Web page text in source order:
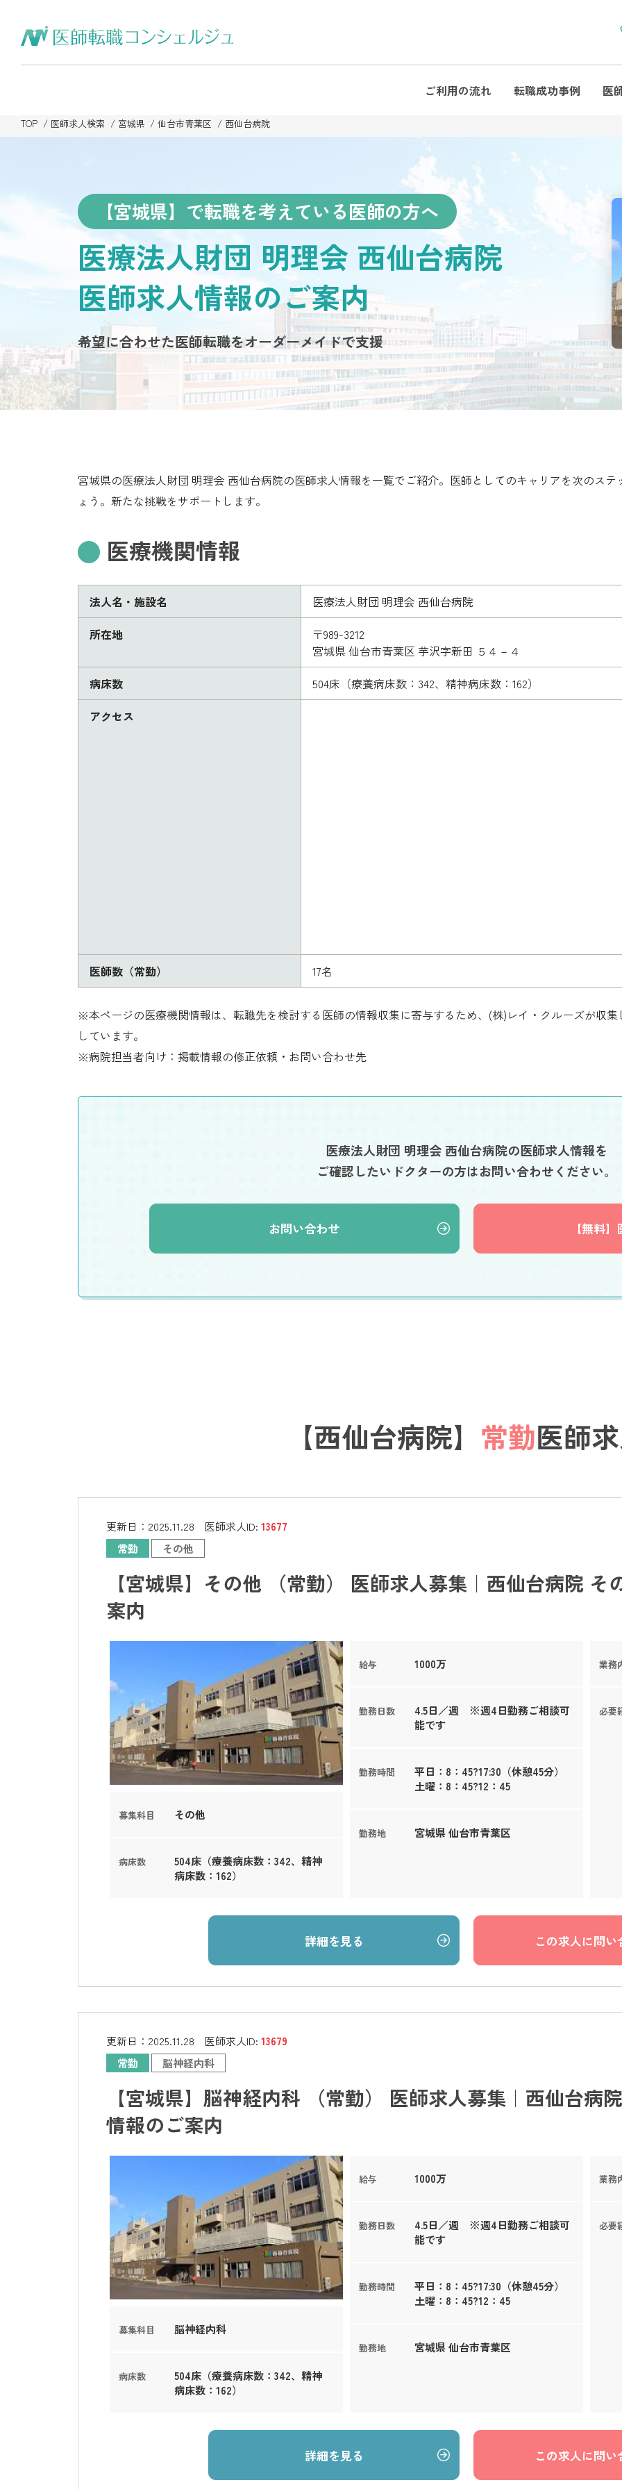
ご利用の流れ 転職成功事例 医
TOP 医師求人検索 宮城県 仙台市青葉区 西仙台病院
【宮城県】で転職を考えている医師の方へ
医療法人財団 明理会 西仙台病院
医師求人情報のご案内
希望に合わせた医師転職をオーダーメイドで支援
宮城県の医療法人財団 明理会 西仙台病院の医師求人情報を一覧でご紹介。医師としてのキャリアを次のス
ょう。新たな挑戦をサポートします。
医療機関情報
法人名・施設名
医療法人財団 明理会 西仙台病院
所在地
〒989-3212
宮城県 仙台市青葉区 芋沢字新田 ５４－４
病床数
504床（療養病床数：342、精神病床数：162）
アクセス
医師数（常勤） 17名
※本ページの医療機関情報は、転職先を検討する医師の情報収集に寄与するため、(株)レイ・クルーズが収
しています。
※病院担当者向け：掲載情報の修正依頼・お問い合わせ先
医療法人財団 明理会 西仙台病院の医師求人情報を
ご確認したいドクターの方はお問い合わせください。
お問い合わせ 【無料
【西仙台病院】 常勤医師
更新日： 2025.11.28 医師求人ID: 13677
常勤
その他
【宮城県】その他 （常勤） 医師求人募集｜西仙台病院
案内
募集科目 その他
病床数
504床（療養病床数：342、精神
病床数：162）
給与 1000万
勤務日数
4.5日／週 ※週4日勤務ご相談可
能です
勤務時間
平日：8：45?17:30（休憩45分）
土曜：8：45?12：45
勤務地 宮城県 仙台市青葉区
業務
必要
詳細を見る この求人に問い
更新日： 2025.11.28 医師求人ID: 13679
常勤
脳神経内科
【宮城県】脳神経内科 （常勤） 医師求人募集｜西仙台病
情報のご案内
募集科目 脳神経内科
病床数
504床（療養病床数：342、精神
病床数：162）
給与 1000万
勤務日数
4.5日／週 ※週4日勤務ご相談可
能です
勤務時間
平日：8：45?17:30（休憩45分）
土曜：8：45?12：45
勤務地 宮城県 仙台市青葉区
業務
必要
詳細を見る この求人に問い